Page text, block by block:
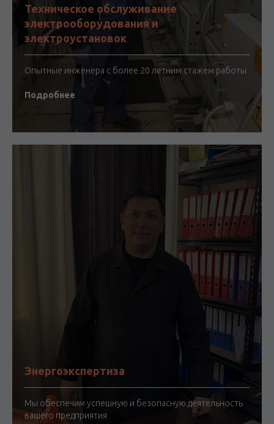
Техническое обслуживание
электрооборудования и
электроустановок
Опытные инженера с более 20 летним стажем работы
Подробнее
Энергоэкспертиза
Мы обеспечим успешную и безопасную деятельность
вашего предприятия